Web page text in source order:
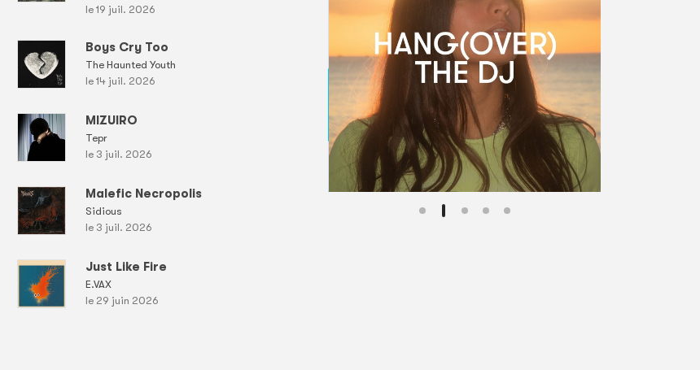
le 19 juil. 2026
Boys Cry Too
The Haunted Youth
le 14 juil. 2026
MIZUIRO
Tepr
le 3 juil. 2026
Malefic Necropolis
Sidious
le 3 juil. 2026
Just Like Fire
E.VAX
le 29 juin 2026